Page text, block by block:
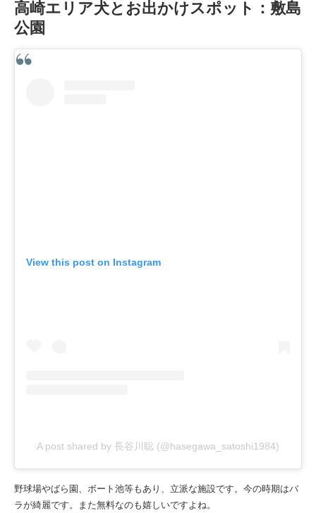
高崎エリア犬とお出かけスポット：敷島
公園
View this post on Instagram
A post shared by 長谷川聡 (@hasegawa_satoshi1984)
野球場やばら園、ボート池等もあり、立派な施設です。今の時期はバ
ラが綺麗です。また無料なのも嬉しいですよね。